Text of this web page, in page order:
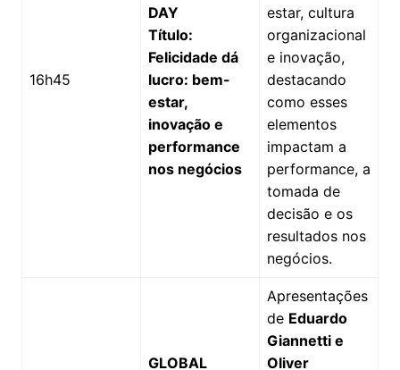
16h45
DAY
Título:
Felicidade dá
lucro: bem-
estar,
inovação e
performance
nos negócios
estar, cultura
organizacional
e inovação,
destacando
como esses
elementos
impactam a
performance, a
tomada de
decisão e os
resultados nos
negócios.
GLOBAL
Apresentações
de Eduardo
Giannetti e
Oliver